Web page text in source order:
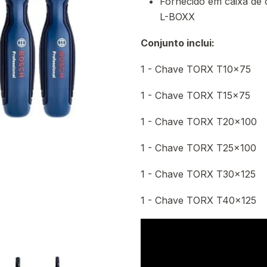
L-BOXX
Conjunto inclui:
1 - Chave TORX T10x75
1 - Chave TORX T15x75
1 - Chave TORX T20x100
1 - Chave TORX T25x100
1 - Chave TORX T30x125
1 - Chave TORX T40x125